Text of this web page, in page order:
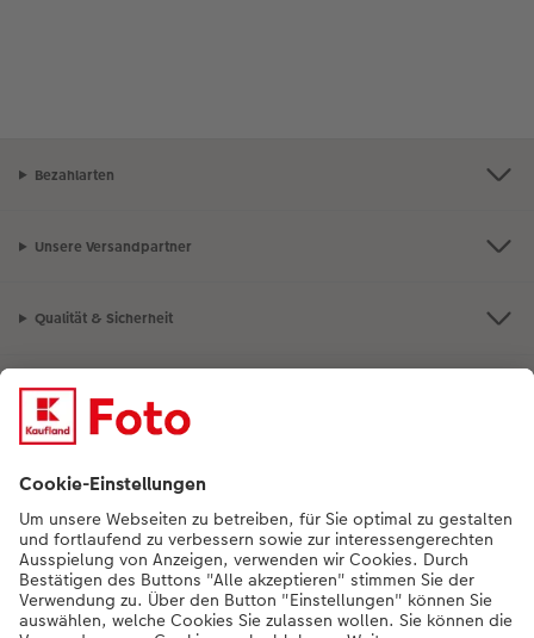
Bezahlarten
Unsere Versandpartner
Qualität & Sicherheit
Nachhaltigkeit bei CEWE
Informationen
Sortiment